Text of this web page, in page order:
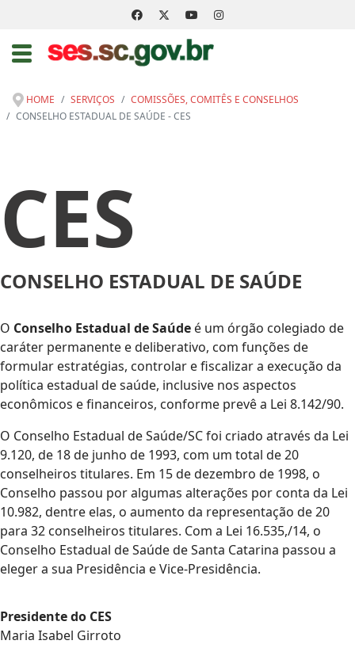
HOME SERVIÇOS
COMISSÕES, COMITÊS E CONSELHOS
CONSELHO ESTADUAL DE SAÚDE - CES
CES
CONSELHO ESTADUAL DE SAÚDE
O Conselho Estadual de Saúde é um órgão colegiado de
caráter permanente e deliberativo, com funções de
formular estratégias, controlar e fiscalizar a execução da
política estadual de saúde, inclusive nos aspectos
econômicos e financeiros, conforme prevê a Lei 8.142/90.
O Conselho Estadual de Saúde/SC foi criado através da Lei
9.120, de 18 de junho de 1993, com um total de 20
conselheiros titulares. Em 15 de dezembro de 1998, o
Conselho passou por algumas alterações por conta da Lei
10.982, dentre elas, o aumento da representação de 20
para 32 conselheiros titulares. Com a Lei 16.535,/14, o
Conselho Estadual de Saúde de Santa Catarina passou a
eleger a sua Presidência e Vice-Presidência.
Presidente do CES
Maria Isabel Girroto